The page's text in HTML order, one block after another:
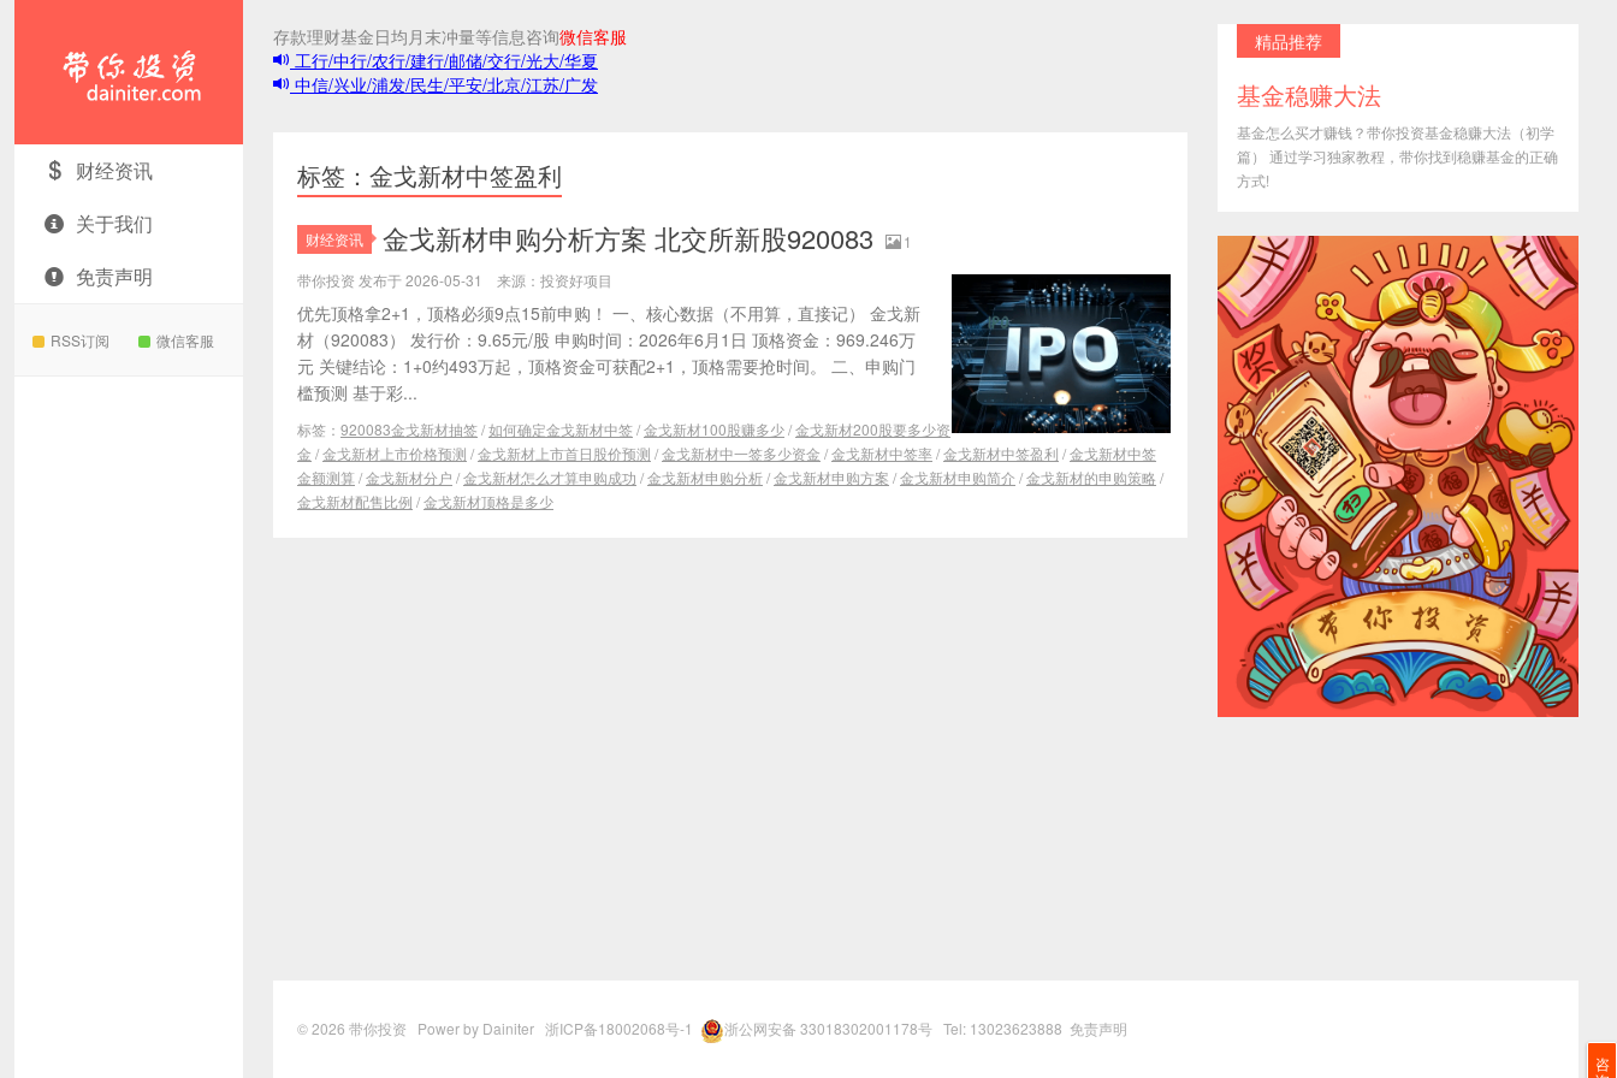
带你投资 财经资讯
关于我们
免责声明
RSS订阅 微信客服
存款理财基金日均月末冲量等信息咨询微信客服
工行/中行/农行/建行/邮储/交行/光大/华夏
中信/兴业/浦发/民生/平安/北京/江苏/广发
咨
标签：金戈新材中签盈利
财经资讯 金戈新材申购分析方案 北交所新股920083
1
带你投资 发布于 2026-05-31 来源：投资好项目
优先顶格拿2+1，顶格必须9点15前申购！ 一、核心数据（不用算，直接记） 金戈新
材（920083） 发行价：9.65元/股 申购时间：2026年6月1日 顶格资金：969.246万
元 关键结论：1+0约493万起，顶格资金可获配2+1，顶格需要抢时间。 二、申购门
槛预测 基于彩...
标签： 920083金戈新材抽签/如何确定金戈新材中签/金戈新材100股赚多少/金戈新材200股要多少资
金 /金戈新材上市价格预测 /金戈新材上市首日股价预测 /金戈新材中一签多少资金 /金戈新材中签率/金戈新材中签盈利 /金戈新材中签
金额测算 /金戈新材分户 /金戈新材怎么才算申购成功 /金戈新材申购分析/金戈新材申购方案 /金戈新材申购简介 /金戈新材的申购策略 /
金戈新材配售比例 /金戈新材顶格是多少
精品推荐
基金稳赚大法
基金怎么买才赚钱？带你投资基金稳赚大法（初学
篇） 通过学习独家教程，带你找到稳赚基金的正确
方式!
© 2026 带你投资 Power by Dainiter 浙ICP备18002068号-1 浙公网安备 33018302001178号 Tel: 13023623888 免责声明